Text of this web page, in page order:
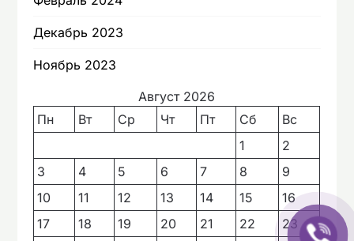
Декабрь 2023
Ноябрь 2023
Август 2026
Пн
Вт Ср Чт Пт Сб
Вс
1
2
3
4 5 6 7 8
9
10
11 12 13 14 15
16
17
18 19 20 21 22
23